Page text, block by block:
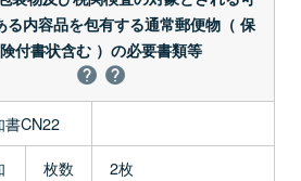
る内容品を包有する通常郵便物（ 保
険付書状含む ）の必要書類等
書CN22
枚数
2枚